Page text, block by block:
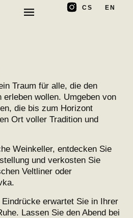
CS EN
Traum für alle, die den
erleben wollen. Umgeben von
die bis zum Horizont
Ort voller Tradition und
Weinkeller, entdecken Sie
und verkosten Sie
Veltliner oder
erwartet Sie in Ihrer
Lassen Sie den Abend bei